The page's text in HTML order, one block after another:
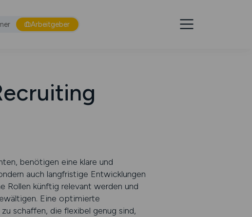
Arbeitgeber
benötigen eine klare und
auch langfristige Entwicklungen
Rollen künftig relevant werden und
Eine optimierte
schaffen, die flexibel genug sind,